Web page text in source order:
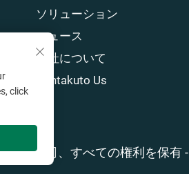
ソリューション
ニュース
当社について
Kontakuto Us
有限公司、すべての権利を保有 -
click